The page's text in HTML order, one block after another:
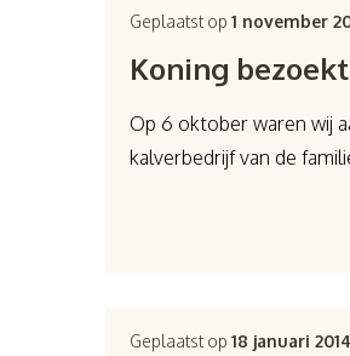
Geplaatst op1 november
Koning
Op 6 oktober waren wij
kalverbedrijf van de
Geplaatst op18 januari 2014